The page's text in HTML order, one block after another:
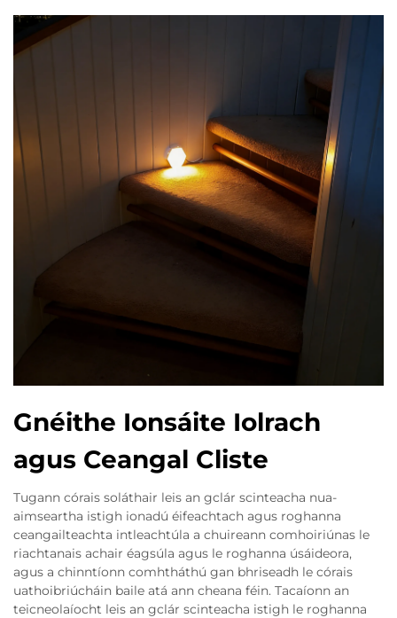
Gnéithe Ionsáite Iolrach
agus Ceangal Cliste
Tugann córais soláthair leis an gclár scinteacha nua-
aimseartha istigh ionadú éifeachtach agus roghanna
ceangailteachta intleachtúla a chuireann comhoiriúnas le
riachtanais achair éagsúla agus le roghanna úsáideora,
agus a chinntíonn comhtháthú gan bhriseadh le córais
uathoibriúcháin baile atá ann cheana féin. Tacaíonn an
teicneolaíocht leis an gclár scinteacha istigh le roghanna